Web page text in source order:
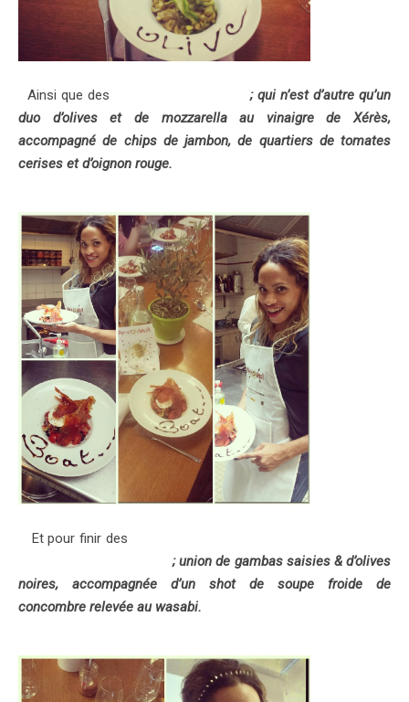
Ainsi que des
; qui n’est d’autre qu’un
duo d’olives et de mozzarella au vinaigre de Xérès,
accompagné de chips de jambon, de quartiers de tomates
cerises et d’oignon rouge.
Et pour finir des
; union de gambas saisies & d’olives
noires, accompagnée d’un shot de soupe froide de
concombre relevée au wasabi.